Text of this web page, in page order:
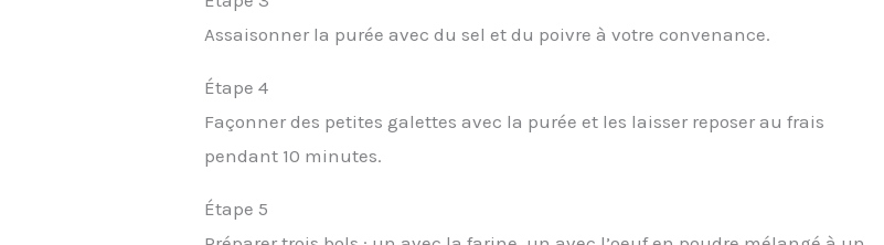
Assaisonner la purée avec du sel et du poivre à votre convenance.
Étape 4
Façonner des petites galettes avec la purée et les laisser reposer au frais
pendant 10 minutes.
Étape 5